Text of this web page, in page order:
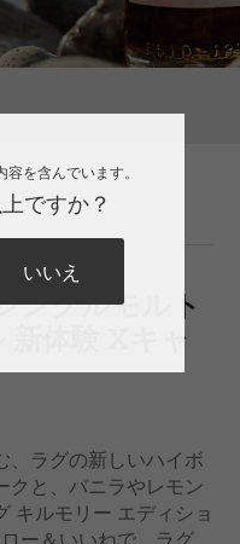
ングルモルト
新体験 Xキャ
、ラグの新しいハイボ
クと、バニラやレモン
キルモリー エディショ
ー＆いいねで、ラグ
を含んでいます。
ですか？
いいえ